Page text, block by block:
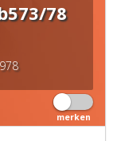
78
merken